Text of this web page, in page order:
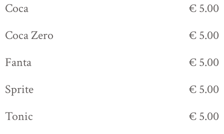
Coca
€ 5.00
Coca Zero
€ 5.00
Fanta
€ 5.00
Sprite
€ 5.00
Tonic
€ 5.00